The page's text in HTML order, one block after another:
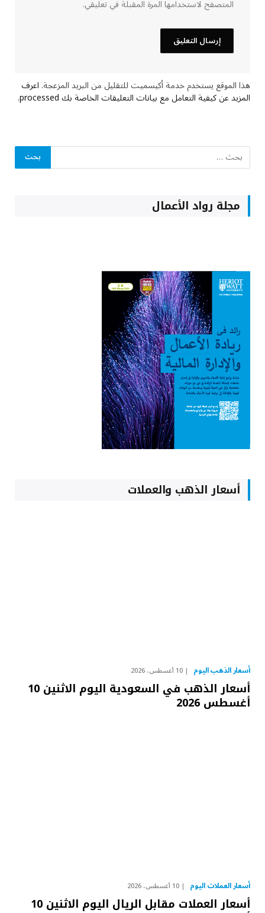
المتصفح لاستخدامها المرة المقبلة في تعليقي.
هذا الموقع يستخدم خدمة أكيسميت للتقليل من البريد المزعجة.اعرف
المزيد عن كيفية التعامل مع بيانات التعليقات الخاصة بك processed .
مجلة رواد الأعمال
أسعار الذهب والعملات
أسعار الذهب اليوم 10 أغسطس، 2026
أسعار الذهب في السعودية اليوم الاثنين 10
أغسطس 2026
أسعار العملات اليوم 10 أغسطس، 2026
أسعار العملات مقابل الريال اليوم الاثنين 10